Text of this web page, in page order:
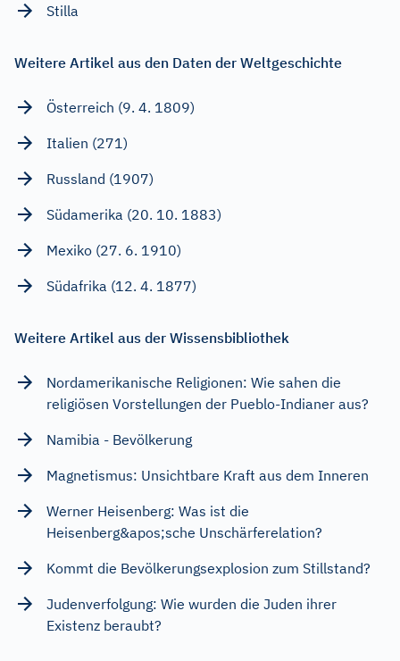
Stilla
Weitere Artikel aus den Daten der Weltgeschichte
Österreich (9. 4. 1809)
Italien (271)
Russland (1907)
Südamerika (20. 10. 1883)
Mexiko (27. 6. 1910)
Südafrika (12. 4. 1877)
Weitere Artikel aus der Wissensbibliothek
Nordamerikanische Religionen: Wie sahen die
religiösen Vorstellungen der Pueblo-Indianer aus?
Namibia - Bevölkerung
Magnetismus: Unsichtbare Kraft aus dem Inneren
Werner Heisenberg: Was ist die
Heisenberg&apos;sche Unschärferelation?
Kommt die Bevölkerungsexplosion zum Stillstand?
Judenverfolgung: Wie wurden die Juden ihrer
Existenz beraubt?